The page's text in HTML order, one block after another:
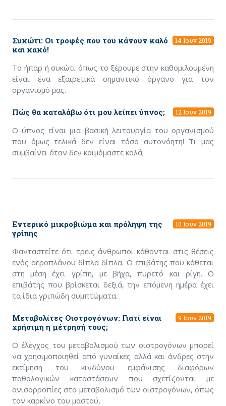
Συκώτι: Οι τροφές που του κάνουν καλό
και κακό!
14 Ιουν 2019
Το ήπαρ ή συκώτι όπως το ξέρουμε στην καθομιλουμένη
είναι ένα εξαιρετικά σημαντικό όργανο για τον
οργανισμό μας.
Πώς θα καταλάβω ότι μου λείπει ύπνος; 12 Ιουν 2019
Ο ύπνος είναι μια βασική λειτουργία του οργανισμού
που όμως τελικά δεν είναι τόσο αυτονόητη! Τι μας
συμβαίνει όταν δεν κοιμόμαστε καλά;
Εντερικό μικροβιώμα και πρόληψη της
γρίπης
10 Ιουν 2019
Φανταστείτε ότι τρεις άνθρωποι κάθονται στις θέσεις
ενός αεροπλάνου δίπλα δίπλα. Ο επιβάτης που κάθεται
στη μέση έχει γρίπη, με βήχα, πυρετό και ρίγη. Ο
επιβάτης που βρίσκεται δεξιά, την επόμενη ημέρα έχει
τα ίδια γριπώδη συμπτώματα.
Μεταβολίτες Οιστρογόνων: Γιατί είναι
χρήσιμη η μέτρησή τους;
9 Ιουν 2019
Ο έλεγχος του μεταβολισμού των οιστρογόνων μπορεί
να χρησιμοποιηθεί από γυναίκες αλλά και άνδρες στην
εκτίμηση του κινδύνου εμφάνισης διαφόρων
παθολογικών καταστάσεων που σχετίζονται με
ανισορροπίες στο μεταβολισμό των οιστρογόνων, όπως
τον καρκίνο του μαστού,